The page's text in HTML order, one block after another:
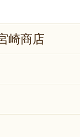
崎商店